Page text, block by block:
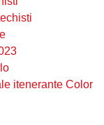
itenerante Color